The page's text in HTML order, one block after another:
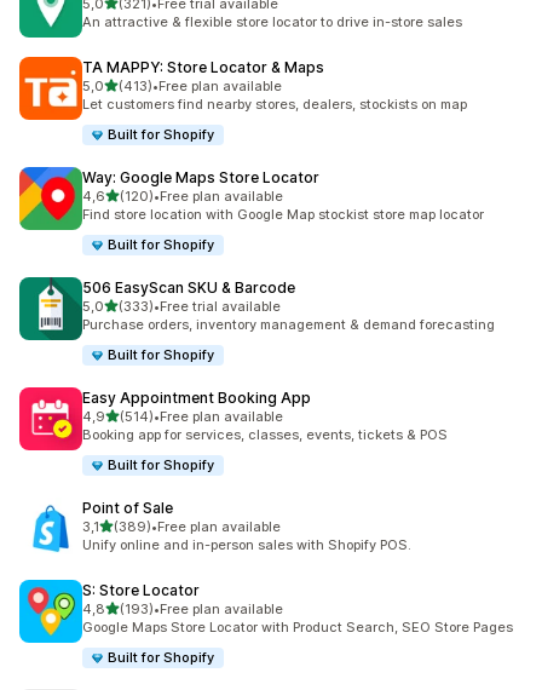
5,0 (321)
Celkový počet recenzí: 321
•Free trial available
An attractive & flexible store locator to drive in-store sales
TA MAPPY: Store Locator & Maps
5,0z 5 hvězd
(413)
Celkový počet recenzí: 413
•Free plan available
Let customers find nearby stores, dealers, stockists on map
Built for Shopify
Way: Google Maps Store Locator
4,6z 5 hvězd
(120)
Celkový počet recenzí: 120
•Free plan available
Find store location with Google Map stockist store map locator
Built for Shopify
506 EasyScan SKU & Barcode
5,0z 5 hvězd
(333)
Celkový počet recenzí: 333
•Free trial available
Purchase orders, inventory management & demand forecasting
Built for Shopify
Easy Appointment Booking App
4,9z 5 hvězd
(514)
Celkový počet recenzí: 514
•Free plan available
Booking app for services, classes, events, tickets & POS
Built for Shopify
Point of Sale
3,1z 5 hvězd
(389)
Celkový počet recenzí: 389
•Free plan available
Unify online and in-person sales with Shopify POS.
S: Store Locator
4,8z 5 hvězd
(193)
Celkový počet recenzí: 193
•Free plan available
Google Maps Store Locator with Product Search, SEO Store Pages
Built for Shopify